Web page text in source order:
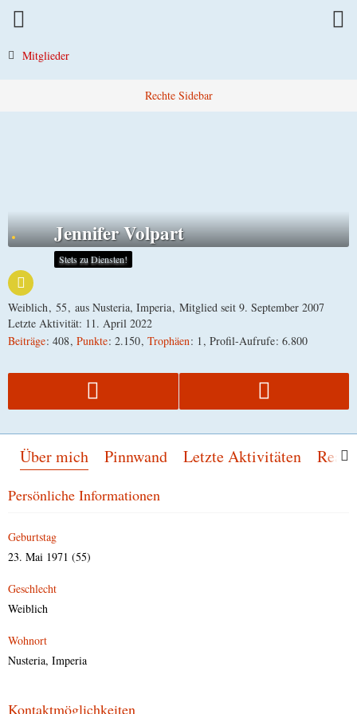
Mitglieder
Jennifer Volpart
Stets zu Diensten!
Weiblich 55 aus Nusteria, Imperia Mitglied seit 9. September 2007
Letzte Aktivität: 11. April 2022
Beiträge 408 Punkte 2.150 Trophäen 1 Profil-Aufrufe 6.800
Über mich Pinnwand Letzte Aktivitäten
Persönliche Informationen
Geburtstag
23. Mai 1971 (55)
Geschlecht
Weiblich
Wohnort
Nusteria, Imperia
Kontaktmöglichkeiten